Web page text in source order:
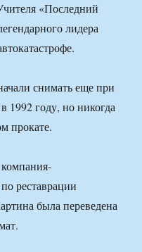
«Последний
лидера
снимать еще при
1992 году, но никогда
прокате.
реставрации
была переведена